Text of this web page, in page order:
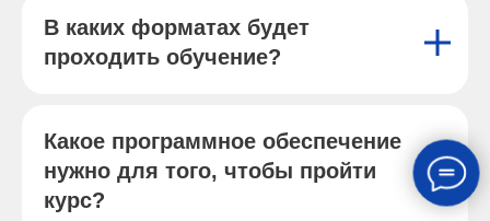
В каких форматах будет
проходить обучение?
Какое программное обеспечение
нужно для того, чтобы пройти
курс?